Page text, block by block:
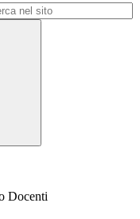
Docenti